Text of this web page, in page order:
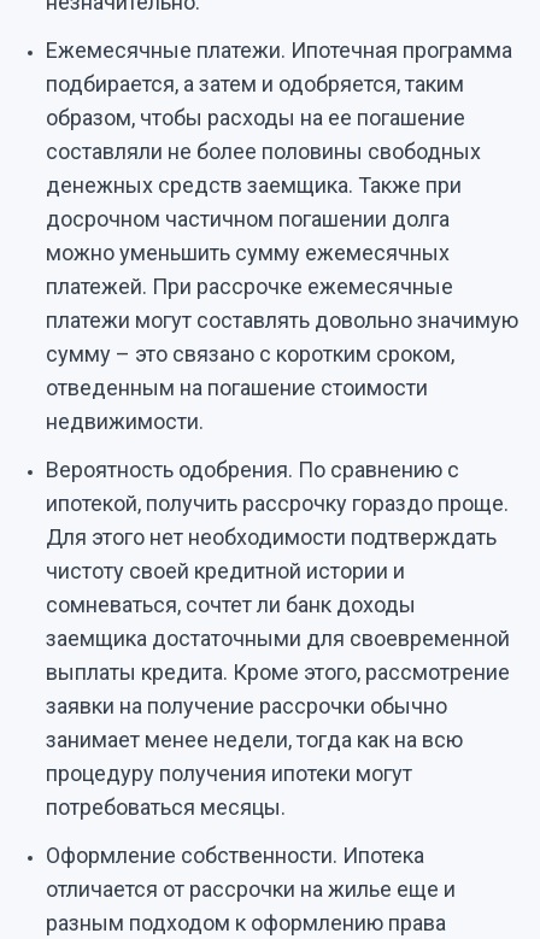
Ежемесячные платежи. Ипотечная программа
подбирается, а затем и одобряется, таким
образом, чтобы расходы на ее погашение
составляли не более половины свободных
денежных средств заемщика. Также при
досрочном частичном погашении долга
можно уменьшить сумму ежемесячных
платежей. При рассрочке ежемесячные
платежи могут составлять довольно значимую
сумму – это связано с коротким сроком,
отведенным на погашение стоимости
недвижимости.
Вероятность одобрения. По сравнению с
ипотекой, получить рассрочку гораздо проще.
Для этого нет необходимости подтверждать
чистоту своей кредитной истории и
сомневаться, сочтет ли банк доходы
заемщика достаточными для своевременной
выплаты кредита. Кроме этого, рассмотрение
заявки на получение рассрочки обычно
занимает менее недели, тогда как на всю
процедуру получения ипотеки могут
потребоваться месяцы.
Оформление собственности. Ипотека
отличается от рассрочки на жилье еще и
разным подходом к оформлению права